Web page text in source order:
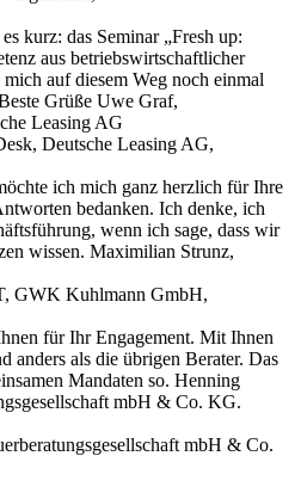
kurz: das Seminar „Fresh up:
aus betriebswirtschaftlicher
auf diesem Weg noch einmal
Grüße Uwe Graf,
Leasing AG
Deutsche Leasing AG,
ich mich ganz herzlich für Ihre
bedanken. Ich denke, ich
wenn ich sage, dass wir
wissen. Maximilian Strunz,
GWK Kuhlmann GmbH,
für Ihr Engagement. Mit Ihnen
anders als die übrigen Berater. Das
Mandaten so. Henning
mbH & Co. KG.
mbH & Co.